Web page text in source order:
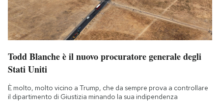
Todd Blanche è il nuovo procuratore generale degli
Stati Uniti
È molto, molto vicino a Trump, che da sempre prova a controllare
il dipartimento di Giustizia minando la sua indipendenza